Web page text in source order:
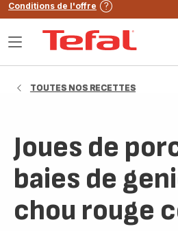
Conditions de l'offre
Ouvrir
TOUTES NOS RECETTES
Joues de
baies de
chou rouge